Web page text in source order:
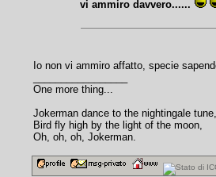
vi ammiro davvero......
Io non vi ammiro affatto, specie
One more thing...
Jokerman dance to the nightingale tune,
Bird fly high by the light of the moon,
Oh, oh, oh, Jokerman.